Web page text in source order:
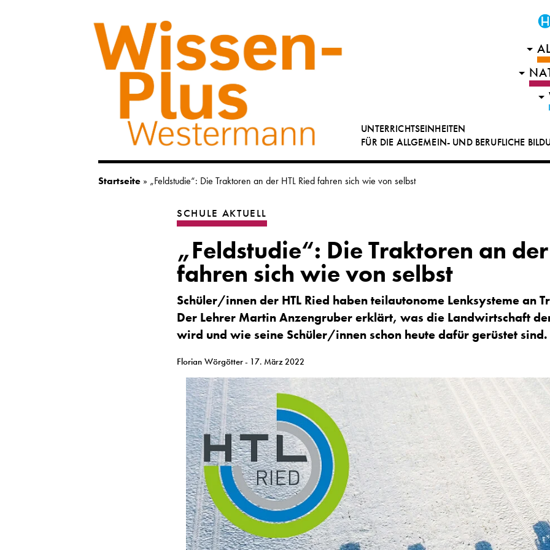
UNTERRICHTSEINHEITEN
FÜR DIE ALLGEMEIN- UND BERUFLICHE
Startseite » „Feldstudie“: Die Traktoren an der HTL Ried fahren sich wie von selbst
SCHULE AKTUELL
„Feldstudie“: Die Traktoren an der
fahren sich wie von selbst
Schüler/innen der HTL Ried haben teilautonome Lenksysteme an
Der Lehrer Martin Anzengrubererklärt, was die Landwirtschaft
wird und wie seine Schüler/innen schon heute dafür gerüstet sind.
Florian Wörgötter- 17. März 2022